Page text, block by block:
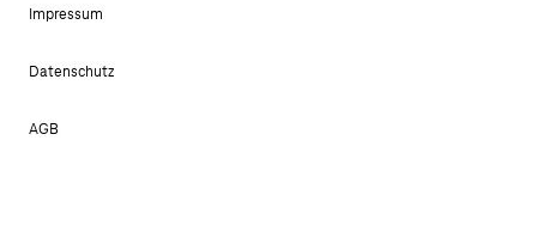
Impressum
Datenschutz
AGB